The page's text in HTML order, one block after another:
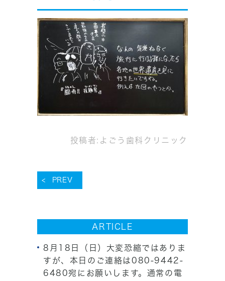
投稿者: よごう歯科クリニック
PREV
ARTICLE
8月18日（日）大変恐縮ではありま
すが、本日のご連絡は080-9442-
6480宛にお願いします。通常の電